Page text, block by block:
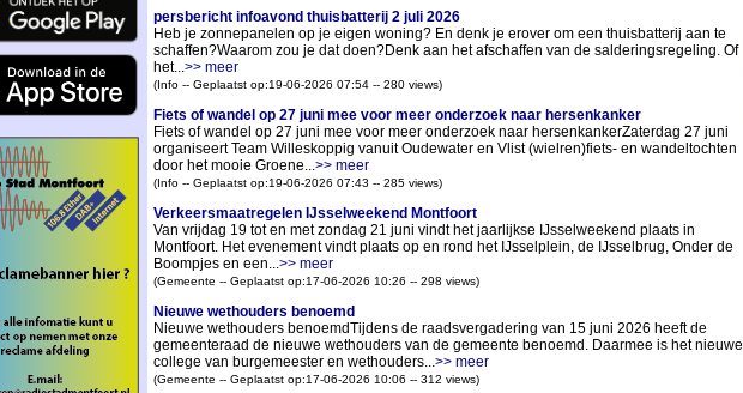
persbericht infoavond thuisbatterij 2 juli 2026
Heb je zonnepanelen op je eigen woning? En denk je erover om een thuisbatterij aan te
schaffen?Waarom zou je dat doen?Denk aan het afschaffen van de salderingsregeling. Of
het... >> meer
(Info -- Geplaatst op:19-06-2026 07:54 -- 280 views)
Fiets of wandel op 27 juni mee voor meer onderzoek naar hersenkanker
Fiets of wandel op 27 juni mee voor meer onderzoek naar hersenkankerZaterdag 27 juni
organiseert Team Willeskoppig vanuit Oudewater en Vlist (wielren)fiets- en wandeltochten
door het mooie Groene... >> meer
(Info -- Geplaatst op:19-06-2026 07:43 -- 285 views)
Verkeersmaatregelen IJsselweekend Montfoort
Van vrijdag 19 tot en met zondag 21 juni vindt het jaarlijkse IJsselweekend plaats in
Montfoort. Het evenement vindt plaats op en rond het IJsselplein, de IJsselbrug, Onder de
Boompjes en een... >> meer
(Gemeente -- Geplaatst op:17-06-2026 10:26 -- 298 views)
Nieuwe wethouders benoemd
Nieuwe wethouders benoemdTijdens de raadsvergadering van 15 juni 2026 heeft de
gemeenteraad de nieuwe wethouders van de gemeente benoemd. Daarmee is het nieuwe
college van burgemeester en wethouders... >> meer
(Gemeente -- Geplaatst op:17-06-2026 10:06 -- 312 views)